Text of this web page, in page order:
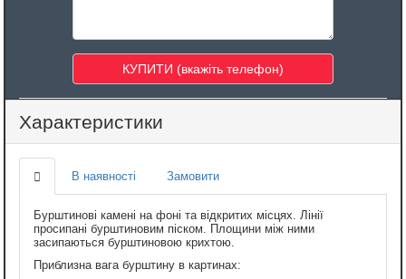
Характеристики
В наявності Замовити
Бурштинові камені на фоні та відкритих місцях. Лінії
просипані бурштиновим піском. Площини між ними
засипаються бурштиновою крихтою.
Приблизна вага бурштину в картинах: